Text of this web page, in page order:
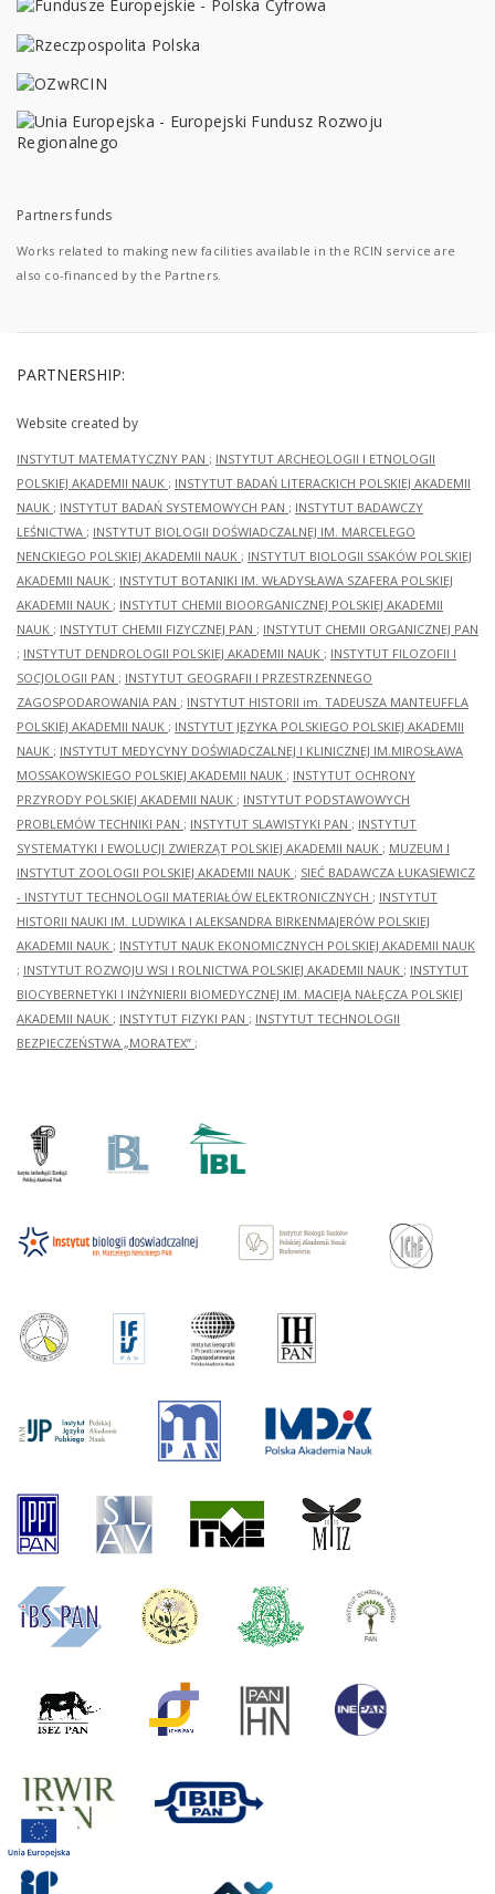
Partners funds
Works related to making new facilities available in the RCIN service are
also co-financed by the Partners.
PARTNERSHIP:
Website created by
INSTYTUT MATEMATYCZNY PAN ; INSTYTUT ARCHEOLOGII I ETNOLOGII
POLSKIEJ AKADEMII NAUK ; INSTYTUT BADAŃ LITERACKICH POLSKIEJ AKADEMII
NAUK ; INSTYTUT BADAŃ SYSTEMOWYCH PAN ; INSTYTUT BADAWCZY
LEŚNICTWA ; INSTYTUT BIOLOGII DOŚWIADCZALNEJ IM. MARCELEGO
NENCKIEGO POLSKIEJ AKADEMII NAUK ; INSTYTUT BIOLOGII SSAKÓW POLSKIEJ
AKADEMII NAUK ; INSTYTUT BOTANIKI IM. WŁADYSŁAWA SZAFERA POLSKIEJ
AKADEMII NAUK ; INSTYTUT CHEMII BIOORGANICZNEJ POLSKIEJ AKADEMII
NAUK ; INSTYTUT CHEMII FIZYCZNEJ PAN ; INSTYTUT CHEMII ORGANICZNEJ PAN
; INSTYTUT DENDROLOGII POLSKIEJ AKADEMII NAUK ; INSTYTUT FILOZOFII I
SOCJOLOGII PAN ; INSTYTUT GEOGRAFII I PRZESTRZENNEGO
ZAGOSPODAROWANIA PAN ; INSTYTUT HISTORII im. TADEUSZA MANTEUFFLA
POLSKIEJ AKADEMII NAUK ; INSTYTUT JĘZYKA POLSKIEGO POLSKIEJ AKADEMII
NAUK ; INSTYTUT MEDYCYNY DOŚWIADCZALNEJ I KLINICZNEJ IM.MIROSŁAWA
MOSSAKOWSKIEGO POLSKIEJ AKADEMII NAUK ; INSTYTUT OCHRONY
PRZYRODY POLSKIEJ AKADEMII NAUK ; INSTYTUT PODSTAWOWYCH
PROBLEMÓW TECHNIKI PAN ; INSTYTUT SLAWISTYKI PAN ; INSTYTUT
SYSTEMATYKI I EWOLUCJI ZWIERZĄT POLSKIEJ AKADEMII NAUK ; MUZEUM I
INSTYTUT ZOOLOGII POLSKIEJ AKADEMII NAUK ; SIEĆ BADAWCZA ŁUKASIEWICZ
- INSTYTUT TECHNOLOGII MATERIAŁÓW ELEKTRONICZNYCH ; INSTYTUT
HISTORII NAUKI IM. LUDWIKA I ALEKSANDRA BIRKENMAJERÓW POLSKIEJ
AKADEMII NAUK ; INSTYTUT NAUK EKONOMICZNYCH POLSKIEJ AKADEMII NAUK
; INSTYTUT ROZWOJU WSI I ROLNICTWA POLSKIEJ AKADEMII NAUK ; INSTYTUT
BIOCYBERNETYKI I INŻYNIERII BIOMEDYCZNEJ IM. MACIEJA NAŁĘCZA POLSKIEJ
AKADEMII NAUK ; INSTYTUT FIZYKI PAN ; INSTYTUT TECHNOLOGII
BEZPIECZEŃSTWA „MORATEX” ;